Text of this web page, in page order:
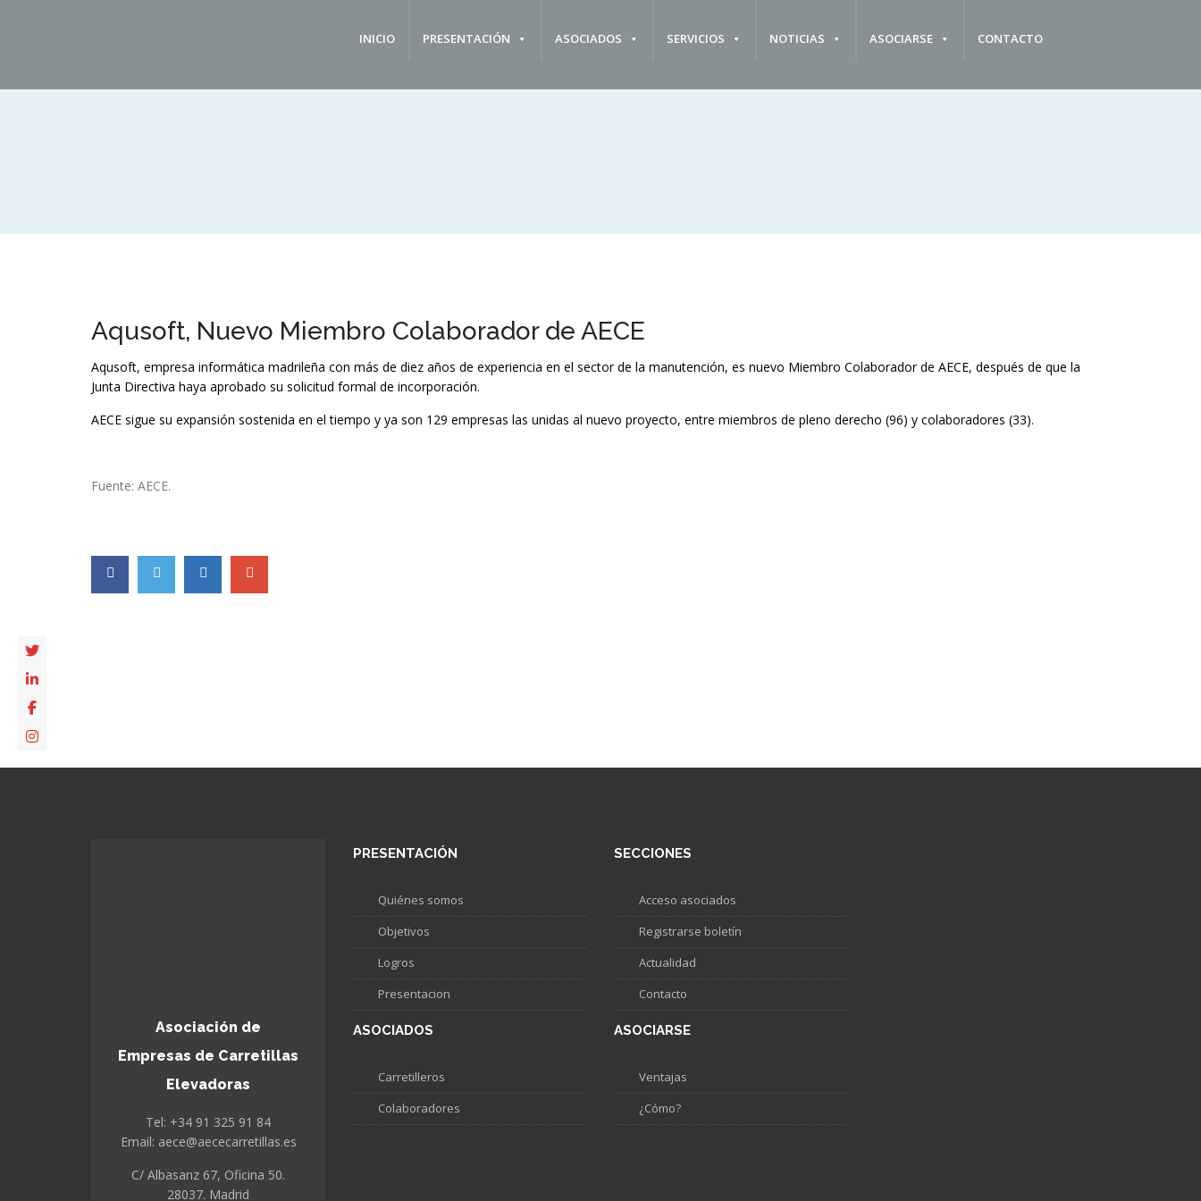
INICIO PRESENTACIÓN ASOCIADOS SERVICIOS NOTICIAS ASOCIARSE CONTACTO
Aqusoft, Nuevo Miembro Colaborador de AECE
Aqusoft, empresa informática madrileña con más de diez años de experiencia en el sector de la manutención, es nuevo Miembro Colaborador de AECE, después de que la
Junta Directiva haya aprobado su solicitud formal de incorporación.
AECE sigue su expansión sostenida en el tiempo y ya son 129 empresas las unidas al nuevo proyecto, entre miembros de pleno derecho (96) y colaboradores (33).
Fuente: AECE.
Asociación de
Empresas de Carretillas
Elevadoras
Tel: +34 91 325 91 84
Email: aece@aececarretillas.es
C/ Albasanz 67, Oficina 50.
28037. Madrid
PRESENTACIÓN
Quiénes somos
Objetivos
Logros
Presentacion
ASOCIADOS
Carretilleros
Colaboradores
SECCIONES
Acceso asociados
Registrarse boletín
Actualidad
Contacto
ASOCIARSE
Ventajas
¿Cómo?